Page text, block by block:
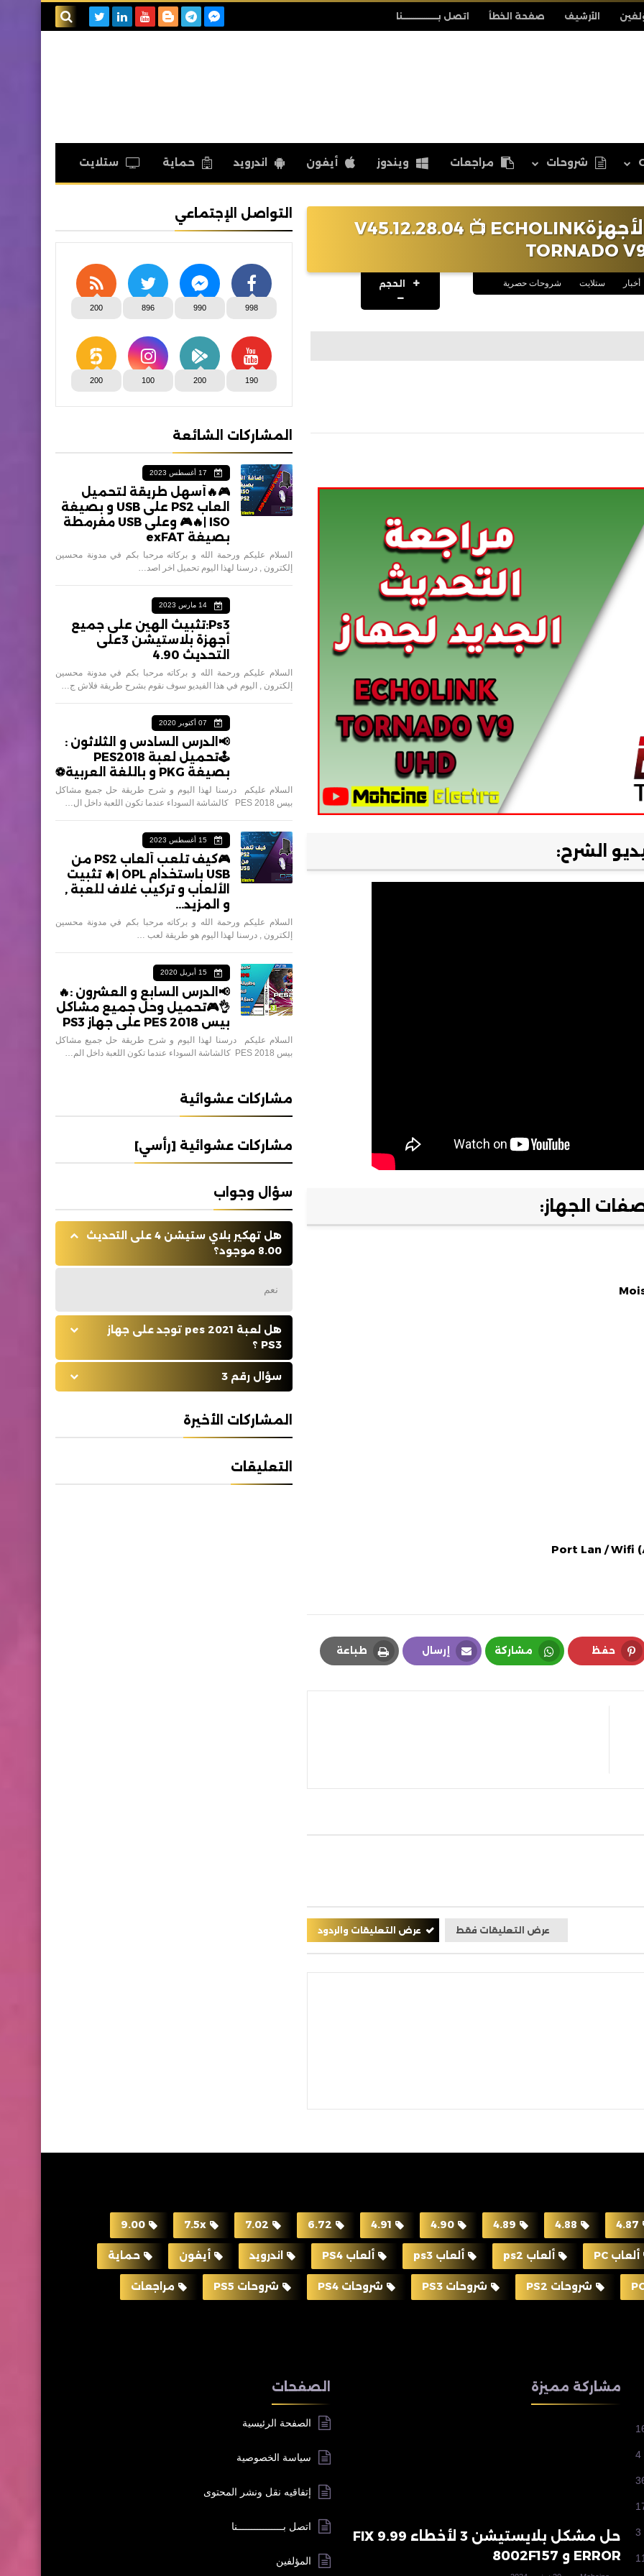
الأرشيف صفحة الخطأ اتصل بــــــــــــــــنا
شروحات مراجعات ويندوز أيفون اندرويد حماية ستلايت
📡مراجعة التحديث الجديد لأجهزةV45.12.28.04 📺 ECHOLINK
TORNADO
أخبار ستلايت شروحات حصرية الحجم
الشرح:
الجهاز:
Port Lan / Wifi
حفظ مشاركة إرسال طباعة
عرض التعليقات فقط عرض التعليقات والردود
التواصل الإجتماعي
998
990
896
200
190
200
100
200
المشاركات الشائعة
17 أغسطس 2023
🎮🔥أسهل طريقة لتحميل
العاب PS2 على USB و بصيغة
ISO |🔥🎮 وعلى USB مفرمطة
بصيغة exFAT
السلام عليكم ورحمة الله و بركاته مرحبا بكم في مدونة محسين
إلكترون , درسنا لهذا اليوم تحميل اخر اصد…
14 مارس 2023
Ps3:تثبيث الهين على جميع
أجهزة بلاستيشن 3على
التحديث 4.90
السلام عليكم ورحمة الله و بركاته مرحبا بكم في مدونة محسين
إلكترون , اليوم في هذا الفيديو سوف نقوم بشرح طريقة فلاش ج…
07 أكتوبر 2020
📢الدرس السادس و الثلاثون :
🕹تحميل لعبة PES2018
بصيغة PKG و باللغة العربية⚽️
السلام عليكم درسنا لهذا اليوم و شرح طريقة حل جميع مشاكل
بيس 2018 PES كالشاشة السوداء عندما تكون اللعبة داخل ال…
15 أغسطس 2023
🎮كيف تلعب ألعاب PS2 من
USB باستخدام OPL |🔥 تثبيت
الألعاب و تركيب غلاف للعبة ,
و المزيد...
السلام عليكم ورحمة الله و بركاته مرحبا بكم في مدونة محسين
إلكترون , درسنا لهذا اليوم هو طريقة لعب …
15 أبريل 2020
📢الدرس السابع و العشرون :🔥
👌🎮تحميل وحل جميع مشاكل
بيس 2018 PES على جهاز PS3
السلام عليكم درسنا لهذا اليوم و شرح طريقة حل جميع مشاكل
بيس 2018 PES كالشاشة السوداء عندما تكون اللعبة داخل الم…
مشاركات عشوائية
مشاركات عشوائية [رأسي]
سؤال وجواب
هل تهكير بلاي ستيشن 4 على التحديث
8.00 موجود؟
نعم
هل لعبة pes 2021 توجد على جهاز
PS3 ؟
سؤال رقم 3
المشاركات الأخيرة
التعليقات
4.87
4.88
4.89
4.90
4.91
6.72
7.02
7.5x
9.00
ألعاب PC ألعاب ps2 ألعاب ps3 ألعاب PS4 اندرويد أيفون حماية
شروحات PS2 شروحات PS3 شروحات PS4 شروحات PS5 مراجعات
4
3
مشاركة مميزة
حل مشكل بلايستيشن 3 لأخطاء 9.99 FIX
ERROR و 8002F157
الصفحات
الصفحة الرئيسية
سياسة الخصوصية
إتفاقيه نقل ونشر المحتوى
اتصل بــــــــــــــــنا
المؤلفين